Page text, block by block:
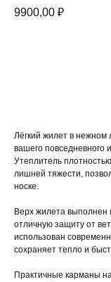
9900,00 ₽
Лёгкий жилет в
вашего повседневного
Утеплитель
лишней тяжести,
носке.
Верх жилета выполнен
отличную защиту от
использован
сохраняет тепло и
Практичные карманы